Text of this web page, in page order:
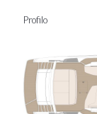
Profilo